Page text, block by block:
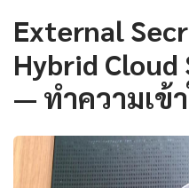
External
Hybrid Cloud
— ทำความเข้